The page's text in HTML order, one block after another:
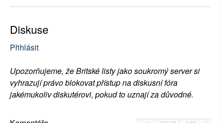
Diskuse
Přihlásit
Upozorňujeme, že Britské listy jako soukromý server si
vyhrazují právo blokovat přístup na diskusní fóra
jakémukoliv diskutérovi, pokud to uznají za důvodné.